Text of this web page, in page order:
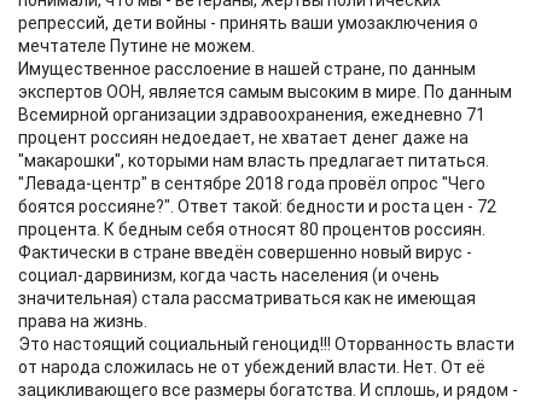
репрессий, дети войны - принять ваши умозаключения о
мечтателе Путине не можем.
Имущественное расслоение в нашей стране, по данным
экспертов ООН, является самым высоким в мире. По данным
Всемирной организации здравоохранения, ежедневно 71
процент россиян недоедает, не хватает денег даже на
"макарошки", которыми нам власть предлагает питаться.
"Левада-центр" в сентябре 2018 года провёл опрос "Чего
боятся россияне?". Ответ такой: бедности и роста цен - 72
процента. К бедным себя относят 80 процентов россиян.
Фактически в стране введён совершенно новый вирус -
социал-дарвинизм, когда часть населения (и очень
значительная) стала рассматриваться как не имеющая
права на жизнь.
Это настоящий социальный геноцид!!! Оторванность власти
от народа сложилась не от убеждений власти. Нет. От её
зацикливающего все размеры богатства. И сплошь, и рядом -